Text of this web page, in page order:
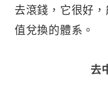
去滾錢，它很好
值兌換的體系。